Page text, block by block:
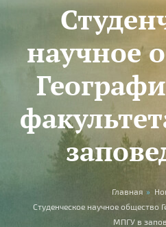
научное
Вы здесь Главная »
Студенческое научное общество
МПГУ в